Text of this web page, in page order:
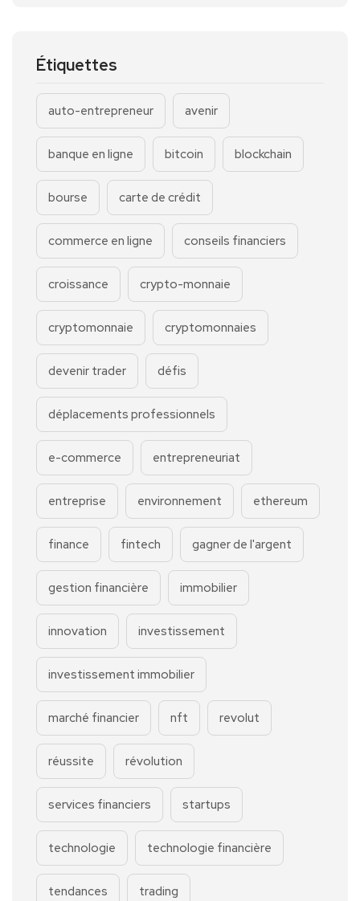
Étiquettes
auto-entrepreneur avenir
banque en ligne bitcoin blockchain
bourse carte de crédit
commerce en ligne conseils financiers
croissance crypto-monnaie
cryptomonnaie cryptomonnaies
devenir trader défis
déplacements professionnels
e-commerce entrepreneuriat
entreprise environnement ethereum
finance fintech gagner de l'argent
gestion financière immobilier
innovation investissement
investissement immobilier
marché financier nft revolut
réussite révolution
services financiers startups
technologie technologie financière
tendances trading